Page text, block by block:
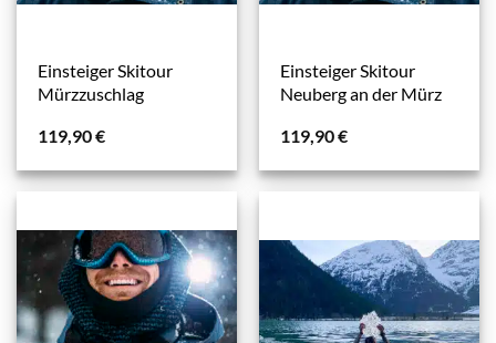
Einsteiger Skitour
Mürzzuschlag
119,90€
Einsteiger Skitour
Neuberg an der Mürz
119,90€